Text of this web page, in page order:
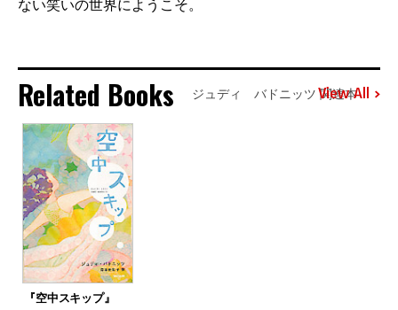
ない笑いの世界にようこそ。
Related Books ジュディ バドニッツ 関連本
View All
『空中スキップ』